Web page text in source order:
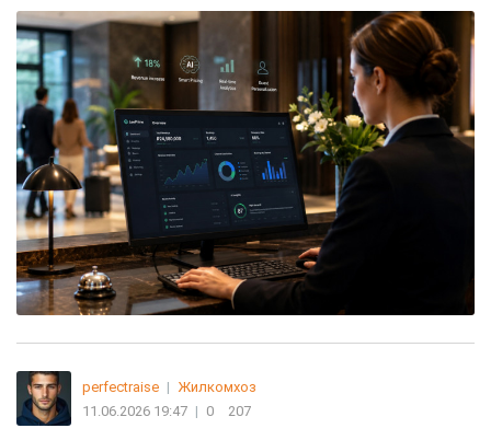
perfectraise | Жилкомхоз
11.06.2026 19:47 | 0 207